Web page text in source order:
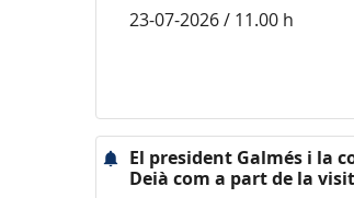
23-07-2026 / 11.00 h
El president Galmés i la
Deià com a part de la